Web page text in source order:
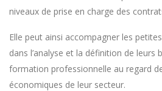
niveaux de prise en charge des
Elle peut ainsi accompagner les
dans l’analyse et la définition de leurs
formation professionnelle au regard
économiques de leur secteur.